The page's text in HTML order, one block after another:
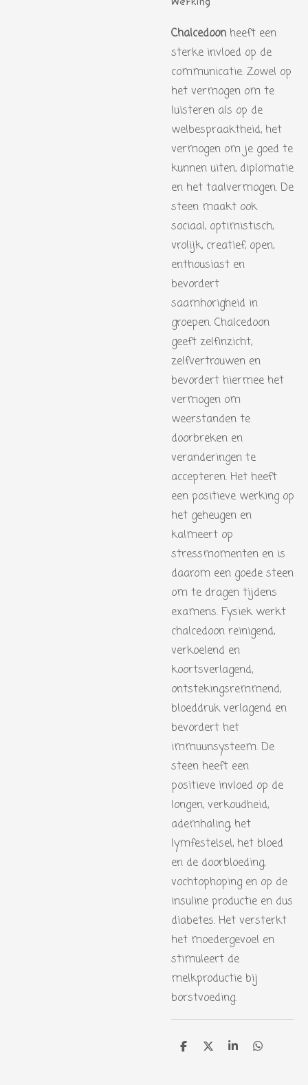
Chalcedoon heeft een
sterke invloed op de
communicatie. Zowel op
het vermogen om te
luisteren als op de
welbespraaktheid, het
vermogen om je goed te
kunnen uiten, diplomatie
en het taalvermogen. De
steen maakt ook
sociaal, optimistisch,
vrolijk, creatief, open,
enthousiast en
bevordert
saamhorigheid in
groepen. Chalcedoon
geeft zelfinzicht,
zelfvertrouwen en
bevordert hiermee het
vermogen om
weerstanden te
doorbreken en
veranderingen te
accepteren. Het heeft
een positieve werking op
het geheugen en
kalmeert op
stressmomenten en is
daarom een goede steen
om te dragen tijdens
examens. Fysiek werkt
chalcedoon reinigend,
verkoelend en
koortsverlagend,
ontstekingsremmend,
bloeddruk verlagend en
bevordert het
immuunsysteem. De
steen heeft een
positieve invloed op de
longen, verkoudheid,
ademhaling, het
lymfestelsel, het bloed
en de doorbloeding,
vochtophoping en op de
insuline productie en dus
diabetes. Het versterkt
het moedergevoel en
stimuleert de
melkproductie bij
borstvoeding.
D D S D